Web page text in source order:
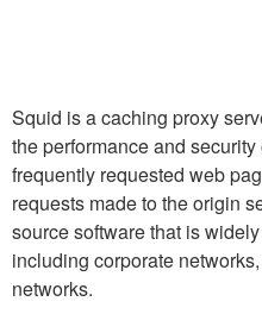
Squid is a caching proxy
the performance and
frequently requested web
requests made to the origin
source software that is
including corporate
networks.